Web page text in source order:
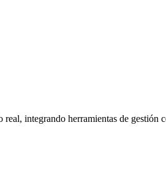
integrando herramientas de gestión